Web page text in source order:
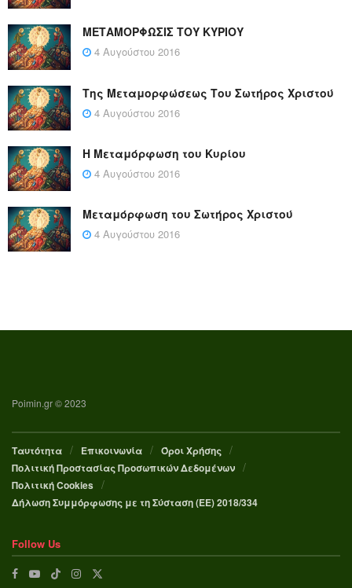
ΜΕΤΑΜΟΡΦΩΣΙΣ ΤΟΥ ΚΥΡΙΟΥ
4 Αυγούστου 2016
Της Μεταμορφώσεως Του Σωτήρος Χριστού
4 Αυγούστου 2016
Η Μεταμόρφωση του Κυρίου
4 Αυγούστου 2016
Μεταμόρφωση του Σωτήρος Χριστού
4 Αυγούστου 2016
Poimin.gr © 2023
Ταυτότητα Επικοινωνία
Όροι Χρήσης
Πολιτική Προστασίας Προσωπικών Δεδομένων
Πολιτική Cookies
Δήλωση Συμμόρφωσης με τη Σύσταση (ΕΕ) 2018/334
Follow Us